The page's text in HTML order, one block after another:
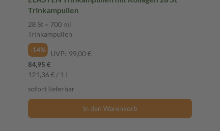
Trinkampullen
28 St = 700 ml
Trinkampullen
-14%
UVP: 99,00 €
84,95 €
121,36 € / 1 l
sofort lieferbar
In den Warenkorb